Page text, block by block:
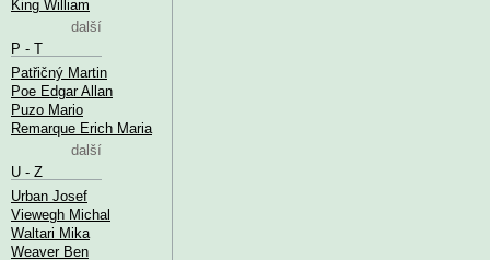
King William
další
P - T
Patřičný Martin
Poe Edgar Allan
Puzo Mario
Remarque Erich Maria
další
U - Z
Urban Josef
Viewegh Michal
Waltari Mika
Weaver Ben